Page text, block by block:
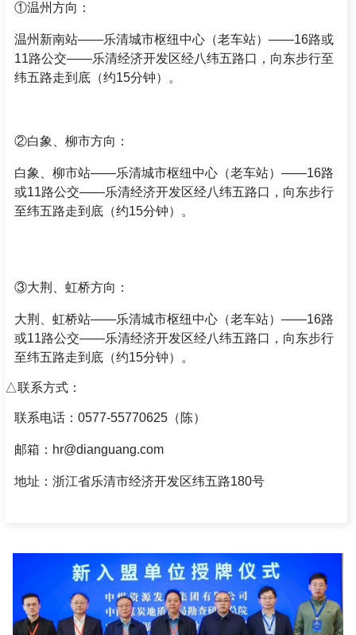
①温州方向：
温州新南站——乐清城市枢纽中心（老车站）——16路或
11路公交——乐清经济开发区经八纬五路口，向东步行至
纬五路走到底（约15分钟）。
②白象、柳市方向：
白象、柳市站——乐清城市枢纽中心（老车站）——16路
或11路公交——乐清经济开发区经八纬五路口，向东步行
至纬五路走到底（约15分钟）。
③大荆、虹桥方向：
大荆、虹桥站——乐清城市枢纽中心（老车站）——16路
或11路公交——乐清经济开发区经八纬五路口，向东步行
至纬五路走到底（约15分钟）。
△联系方式：
联系电话：0577-55770625（陈）
邮箱：hr@dianguang.com
地址：浙江省乐清市经济开发区纬五路180号